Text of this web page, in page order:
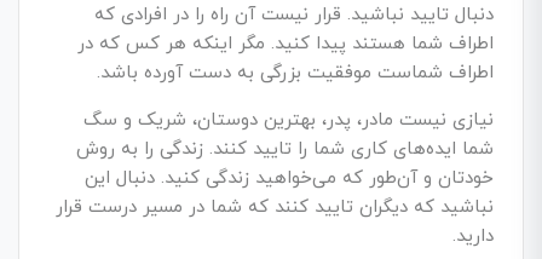
دنبال تایید نباشید. قرار نیست آن راه را در افرادی که
اطراف شما هستند پیدا کنید. مگر اینکه هر کس که در
اطراف شماست موفقیت بزرگی به دست آورده باشد.
نیازی نیست مادر، پدر، بهترین دوستان، شریک و سگ
شما ایده­‌های کاری شما را تایید کنند. زندگی را به روش
خودتان و آن‌طور که می­‌خواهید زندگی کنید. دنبال این
نباشید که دیگران تایید کنند که شما در مسیر درست قرار
دارید.